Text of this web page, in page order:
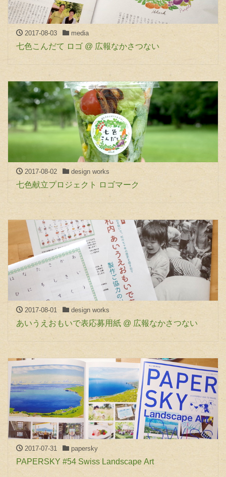
2017-08-03 media
七色こんだて ロゴ @ 広報なかさつない
2017-08-02 design works
七色献立プロジェクト ロゴマーク
2017-08-01 design works
あいうえおもいで表応募用紙 @ 広報なかさつない
2017-07-31 papersky
PAPERSKY #54 Swiss Landscape Art